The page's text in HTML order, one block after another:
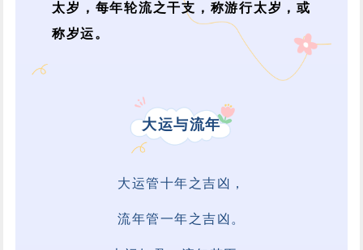
太岁，每年轮流之干支，称游行太岁，或
称岁运。
大运与流年
大运管十年之吉凶，
流年管一年之吉凶。